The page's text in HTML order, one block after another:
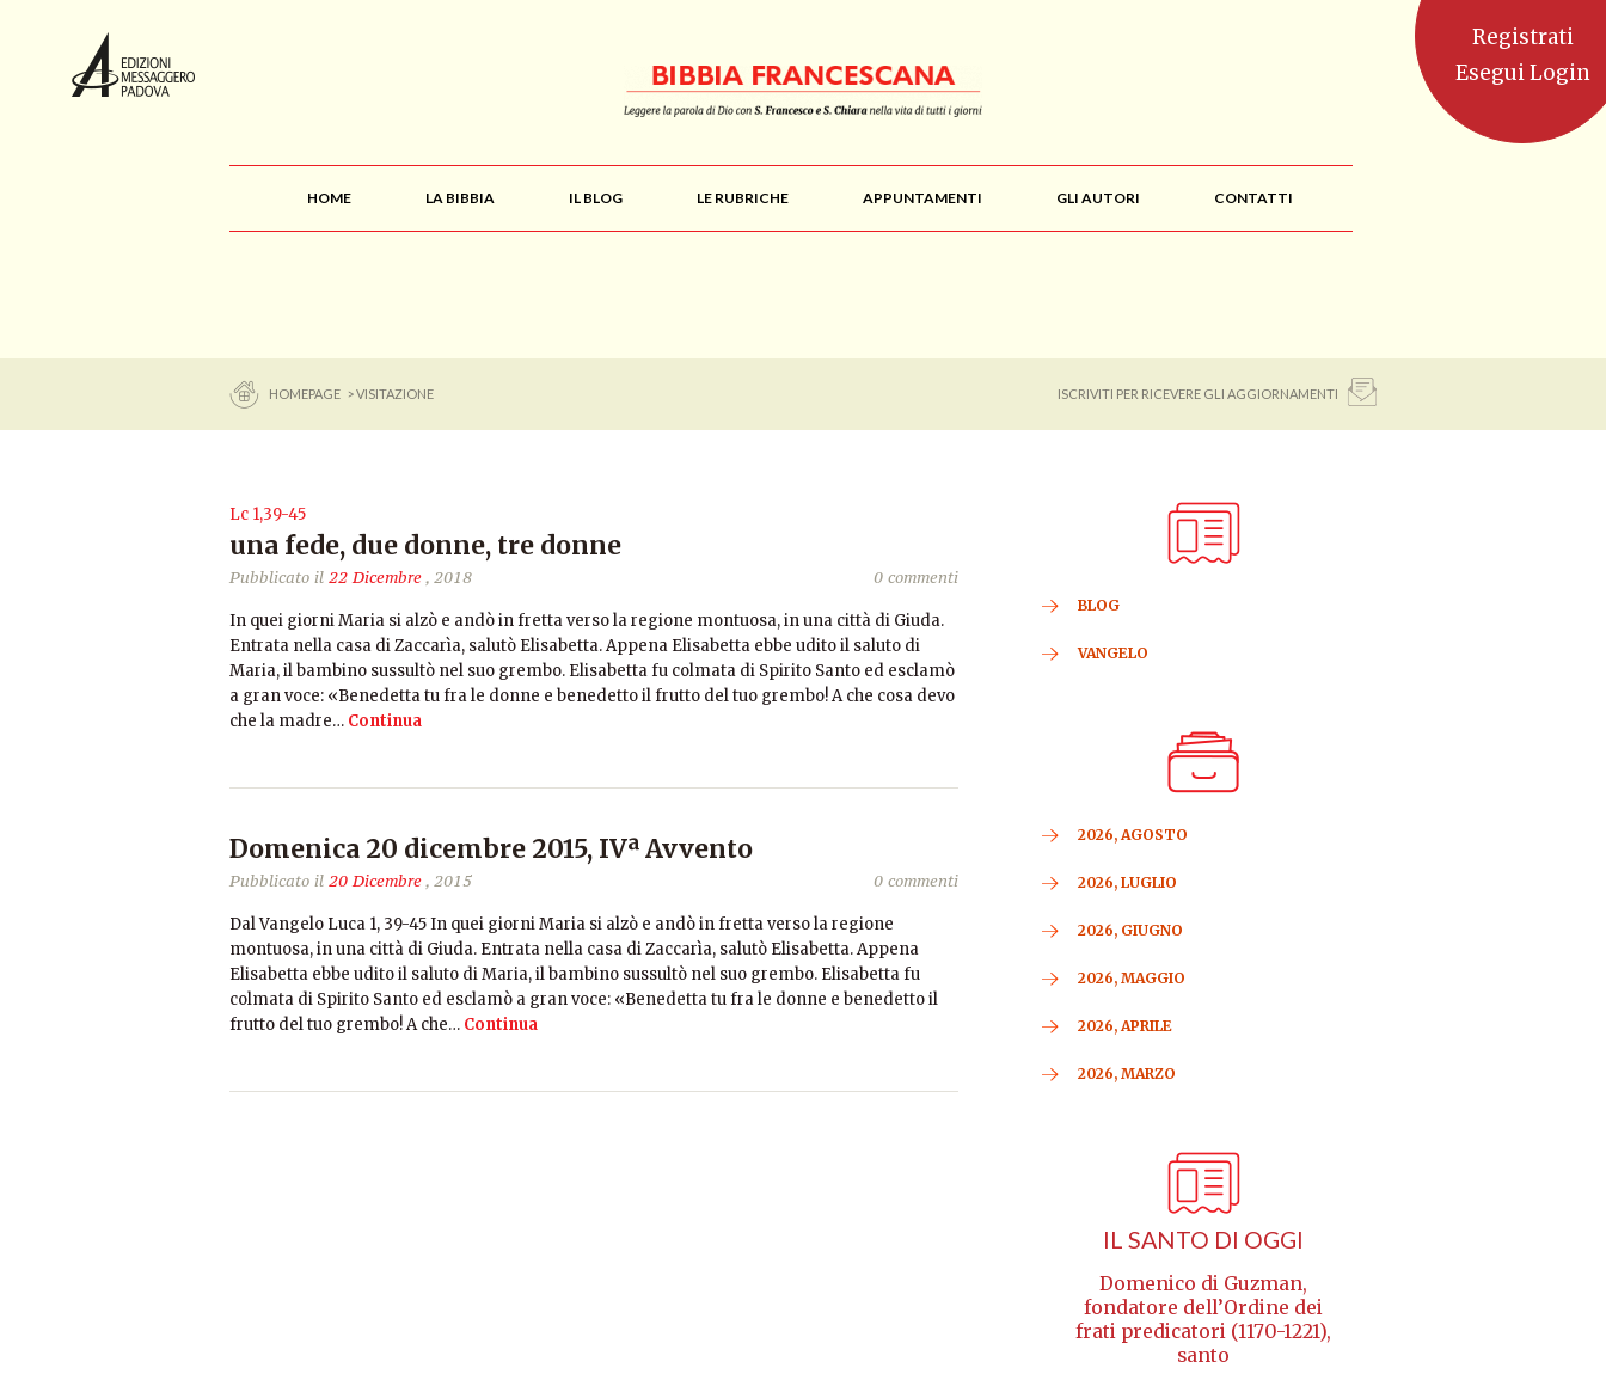
HOME LA BIBBIA IL BLOG LE RUBRICHE APPUNTAMENTI GLI AUTORI CONTATTI
HOMEPAGE > VISITAZIONE ISCRIVITI PER RICEVERE GLI AGGIORNAMENTI
Lc 1,39-45
una fede, due donne, tre donne
Pubblicato il 22 Dicembre, 2018 0 commenti
In quei giorni Maria si alzò e andò in fretta verso la regione montuosa, in una città di Giuda.
Entrata nella casa di Zaccarìa, salutò Elisabetta. Appena Elisabetta ebbe udito il saluto di
Maria, il bambino sussultò nel suo grembo. Elisabetta fu colmata di Spirito Santo ed esclamò
a gran voce: «Benedetta tu fra le donne e benedetto il frutto del tuo grembo! A che cosa devo
che la madre… Continua
Domenica 20 dicembre 2015, IVª Avvento
Pubblicato il 20 Dicembre, 2015 0 commenti
Dal Vangelo Luca 1, 39-45 In quei giorni Maria si alzò e andò in fretta verso la regione
montuosa, in una città di Giuda. Entrata nella casa di Zaccarìa, salutò Elisabetta. Appena
Elisabetta ebbe udito il saluto di Maria, il bambino sussultò nel suo grembo. Elisabetta fu
colmata di Spirito Santo ed esclamò a gran voce: «Benedetta tu fra le donne e benedetto il
frutto del tuo grembo! A che… Continua
BLOG
VANGELO
2026, AGOSTO
2026, LUGLIO
2026, GIUGNO
2026, MAGGIO
2026, APRILE
2026, MARZO
IL SANTO DI OGGI
Domenico di Guzman,
fondatore dell’Ordine dei
frati predicatori (1170-1221),
santo
Registrati
Esegui Login